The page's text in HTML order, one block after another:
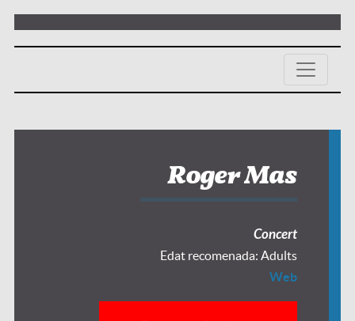
Roger Mas
Concert
Edat recomenada: Adults
Web